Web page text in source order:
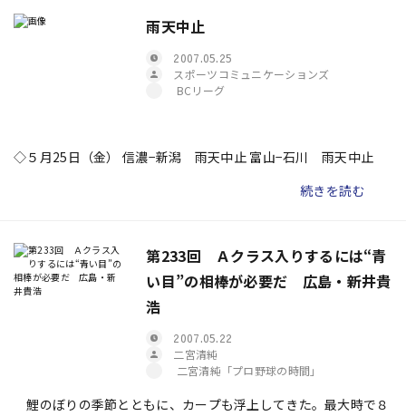
雨天中止
2007.05.25
スポーツコミュニケーションズ
BCリーグ
◇５月25日（金） 信濃−新潟 雨天中止 富山−石川 雨天中止
続きを読む
第233回 Ａクラス入りするには“青
い目”の相棒が必要だ 広島・新井貴
浩
2007.05.22
二宮清純
二宮清純「プロ野球の時間」
鯉のぼりの季節とともに、カープも浮上してきた。最大時で８